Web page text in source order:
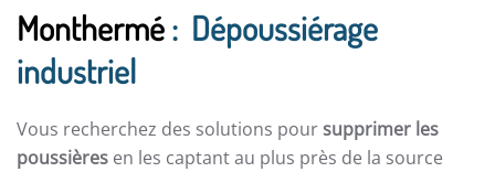
Monthermé: Dépoussiérage
industriel
Vous recherchez des solutions poursupprimer les
poussières en les captant au plus près de la source